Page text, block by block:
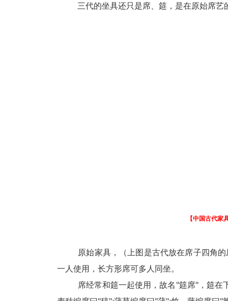
三代的坐具还只是席、筵，是在原始席艺的
【中国古代家
原始家具，（上图是古代放在席子四角的
一人使用，长方形席可多人同坐。
席经常和筵一起使用，故名"筵席"，筵在下